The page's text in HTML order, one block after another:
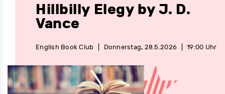
Hillbilly Elegy by J. D.
Vance
English Book Club Donnerstag, 28.5.2026 19:00 Uhr